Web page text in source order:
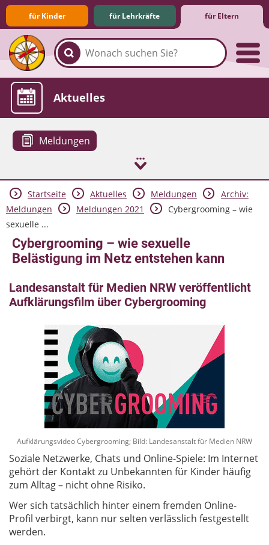
für Kinder für Lehrkräfte für Eltern
Familie & Medien
Spieletipps & Lernsoftware
Die Jüngsten im Netz
Lexikon
Aktuelles
Meldungen
Startseite Aktuelles Meldungen
Archiv:
Meldungen
Meldungen 2021
Cybergrooming – wie
sexuelle ...
Cybergrooming – wie sexuelle
Belästigung im Netz entstehen kann
Landesanstalt für Medien NRW veröffentlicht
Aufklärungsfilm über Cybergrooming
Aufklärungsvideo Cybergrooming; Bild: Landesanstalt für Medien NRW
Soziale Netzwerke, Chats und Online-Spiele: Im Internet
gehört der Kontakt zu Unbekannten für Kinder häufig
zum Alltag – nicht ohne Risiko.
Wer sich tatsächlich hinter einem fremden Online-
Profil verbirgt, kann nur selten verlässlich festgestellt
werden.